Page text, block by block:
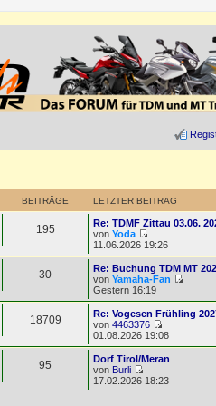
BEITRÄGE LETZTER BEITRAG
195
Re: TDMF Zittau 03.06.
von Yoda
N
e
u
e
s
t
r
B
e
i
t
a
11.06.2026 19:26
30
Re: Buchung TDM MT
von Yamaha-Fan
e
u
e
Gestern 16:19
18709
Re: Vogesen Frühling
von 4463376
N
e
u
e
s
t
01.08.2026 19:08
95
Dorf Tirol/Meran
von Burli
N
17.02.2026 18:23